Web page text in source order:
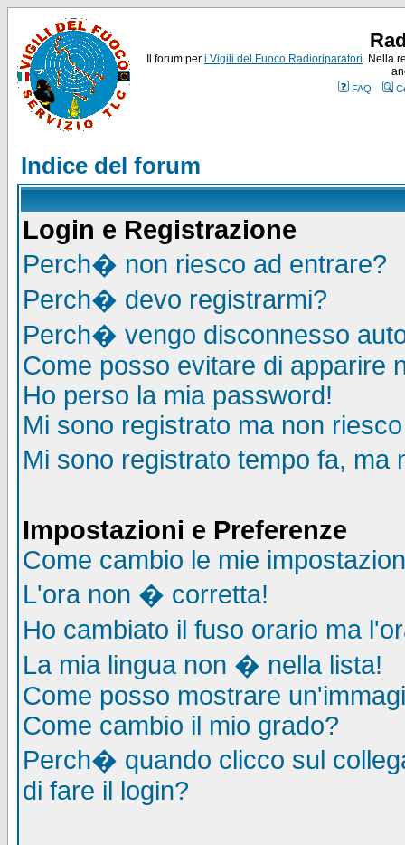
Il forum per i Vigili del Fuoco Radioriparatori. Nella
FAQ
Indice del forum
Login e Registrazione
Perch� non riesco ad entrare?
Perch� devo registrarmi?
Perch� vengo disconnesso
Come posso evitare di apparire
Ho perso la mia password!
Mi sono registrato ma non
Mi sono registrato tempo fa,
Impostazioni e Preferenze
Come cambio le mie
L'ora non � corretta!
Ho cambiato il fuso orario ma
La mia lingua non � nella lista!
Come posso mostrare
Come cambio il mio grado?
Perch� quando clicco sul
di fare il login?